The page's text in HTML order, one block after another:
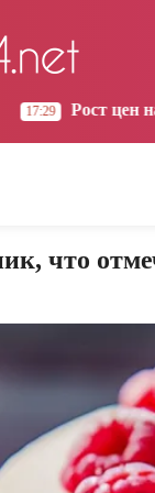
Moscow
06:24
Армении
что